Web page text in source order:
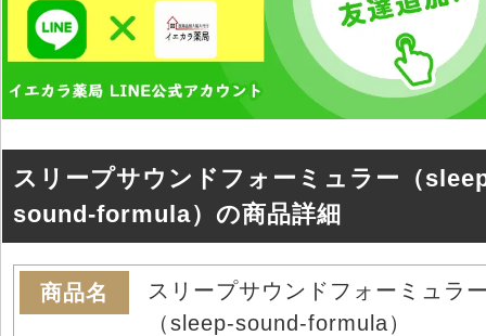
スリープサウンドフォーミュラー（
sound-formula）の商品詳細
商品名
スリープサウンドフォーミュラ
（sleep-sound-formula）